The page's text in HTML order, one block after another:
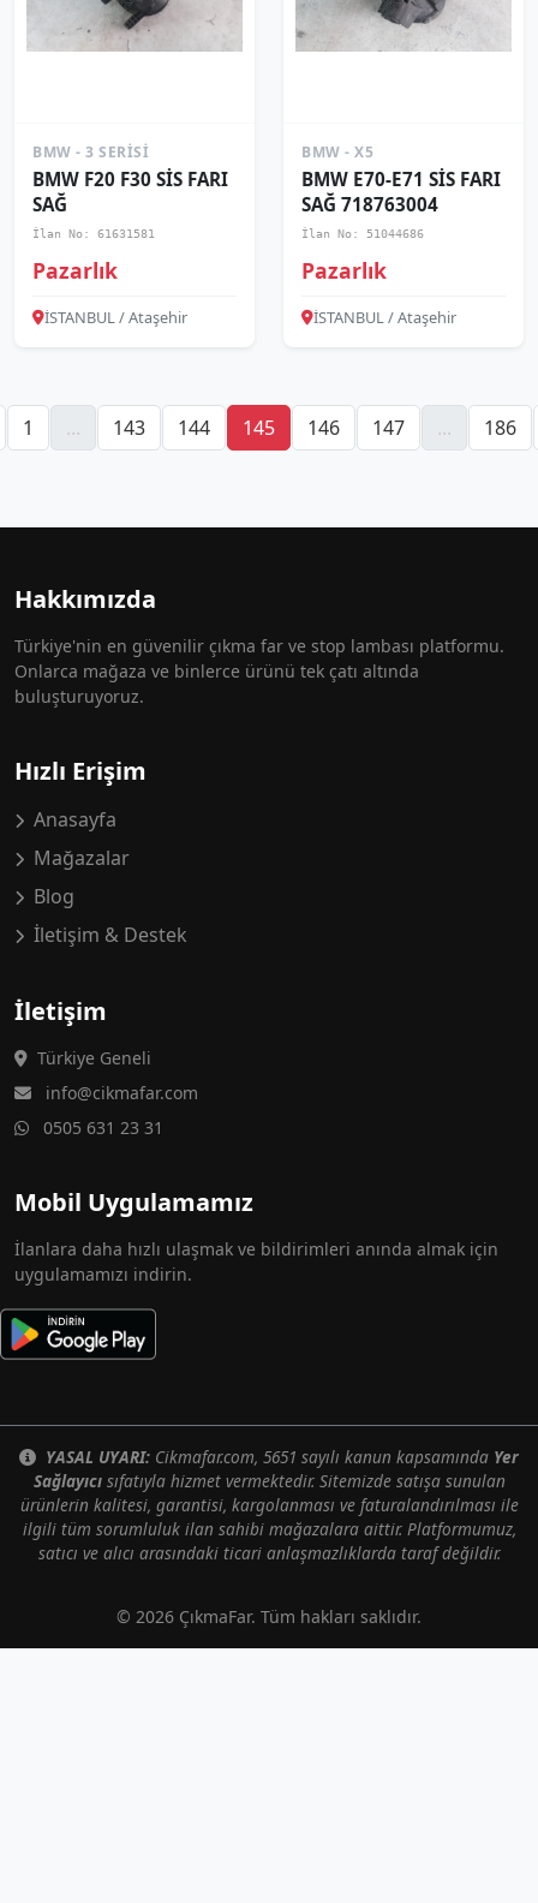
BMW - 3 SERISI
BMW F20 F30 SİS FARI
SAĞ
İlan No: 61631581
Pazarlık
İSTANBUL / Ataşehir
BMW - X5
BMW E70-E71 SİS FARI
SAĞ 718763004
İlan No: 51044686
Pazarlık
İSTANBUL / Ataşehir
1 ... 143 144 145 146 147 ... 186
Hakkımızda
Türkiye'nin en güvenilir çıkma far ve stop lambası platformu.
Onlarca mağaza ve binlerce ürünü tek çatı altında
buluşturuyoruz.
Hızlı Erişim
Anasayfa
Mağazalar
Blog
İletişim & Destek
İletişim
Türkiye Geneli
info@cikmafar.com
0505 631 23 31
Mobil Uygulamamız
İlanlara daha hızlı ulaşmak ve bildirimleri anında almak için
uygulamamızı indirin.
YASAL UYARI: Cikmafar.com, 5651 sayılı kanun kapsamında Yer
Sağlayıcısıfatıyla hizmet vermektedir. Sitemizde satışa sunulan
ürünlerin kalitesi, garantisi, kargolanması ve faturalandırılması ile
ilgili tüm sorumluluk ilan sahibi mağazalara aittir. Platformumuz,
satıcı ve alıcı arasındaki ticari anlaşmazlıklarda taraf değildir.
© 2026 ÇıkmaFar. Tüm hakları saklıdır.